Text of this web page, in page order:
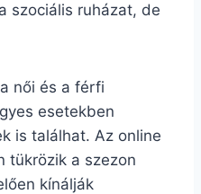
szociális ruházat, de
női és a férfi
esetekben
is találhat. Az online
tükrözik a szezon
kínálják